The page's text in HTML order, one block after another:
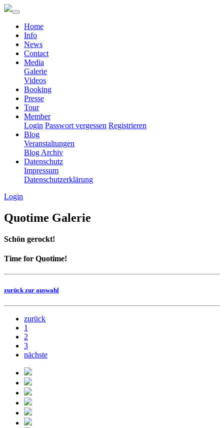
Home
Info
News
Contact
Media
Galerie
Videos
Booking
Presse
Tour
Member
Login Passwort vergessen Registrieren
Blog
Veranstaltungen
Blog Archiv
Datenschutz
Impressum
Datenschutzerklärung
Login
Quotime Galerie
Schön gerockt!
Time for Quotime!
zurück zur auswahl
zurück
1
2
3
nächste